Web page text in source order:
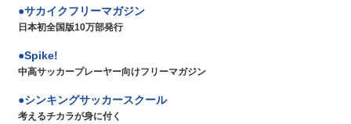
サカイクフリーマガジン
日本初全国版10万部発行
Spike!
中高サッカープレーヤー向けフリーマガジン
シンキングサッカースクール
考えるチカラが身に付く